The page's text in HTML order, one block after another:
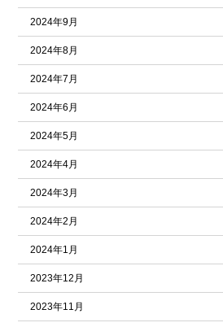
2024年9月
2024年8月
2024年7月
2024年6月
2024年5月
2024年4月
2024年3月
2024年2月
2024年1月
2023年12月
2023年11月